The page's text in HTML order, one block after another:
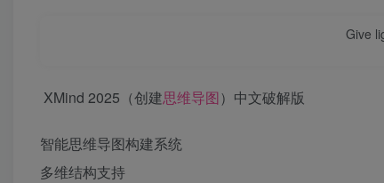
Give
XMind 2025（创建思维导图）中文破解版
智能思维导图构建系统
多维结构支持